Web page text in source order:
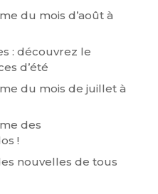
du mois d’août à
: découvrez le
d’été
du mois de juillet à
des
!
nouvelles de tous